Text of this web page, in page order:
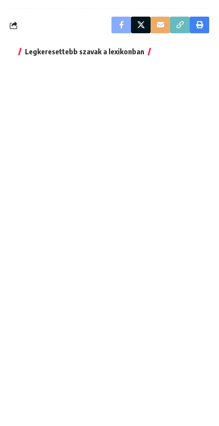
Legkeresettebb szavak a lexikonban